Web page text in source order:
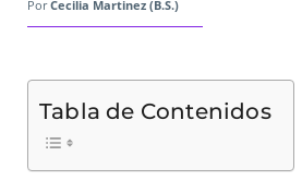
Por Cecilia Martinez (B.S.)
Tabla de Contenidos